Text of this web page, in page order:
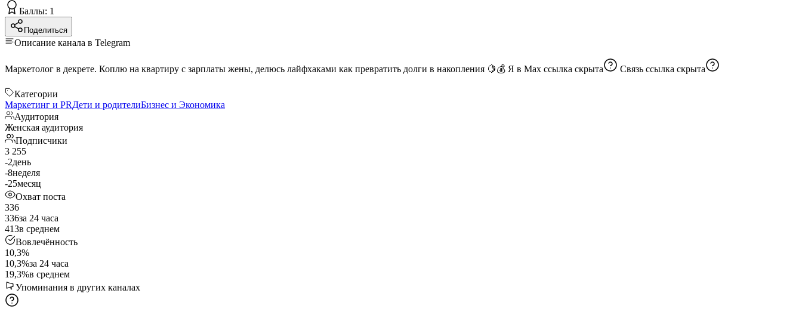
Баллы: 1
Поделиться
Описание канала в Telegram
Маркетолог в декрете. Коплю на квартиру с зарплаты жены, делюсь лайфхаками как превратить долги в накопления 🍋💰 Я в Max ссылка скрыта Связь ссылка скрыта
Категории
Маркетинг и PRДети и родителиБизнес и Экономика
Аудитория
Женская аудитория
Подписчики
3 255
-2день
-8неделя
-25месяц
Охват поста
336
336за 24 часа
413в среднем
Вовлечённость
10,3%
10,3%за 24 часа
19,3%в среднем
Упоминания в других каналах